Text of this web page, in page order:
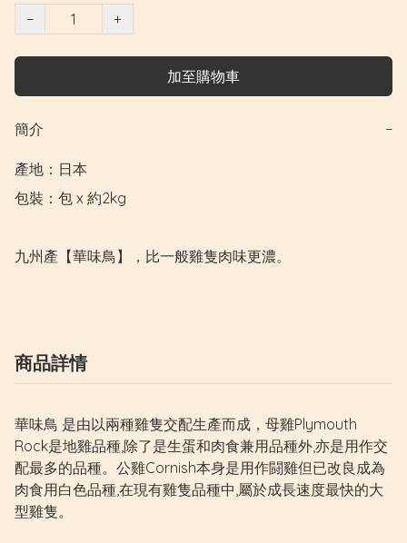
−
+
加至購物車
簡介 −
產地：日本
包裝：包 x 約2kg
九州產【華味鳥】，比一般雞隻肉味更濃。
商品詳情
華味鳥 是由以兩種雞隻交配生產而成，母雞Plymouth
Rock是地雞品種,除了是生蛋和肉食兼用品種外,亦是用作交
配最多的品種。公雞Cornish本身是用作闘雞但已改良成為
肉食用白色品種,在現有雞隻品種中,屬於成長速度最快的大
型雞隻。